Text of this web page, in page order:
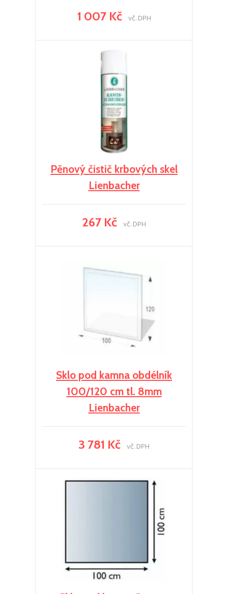
1 007 Kč vč. DPH
Pěnový čistič krbových skel
Lienbacher
267 Kč vč. DPH
Sklo pod kamna obdélník
100/120 cm tl. 8mm
Lienbacher
3 781 Kč vč. DPH